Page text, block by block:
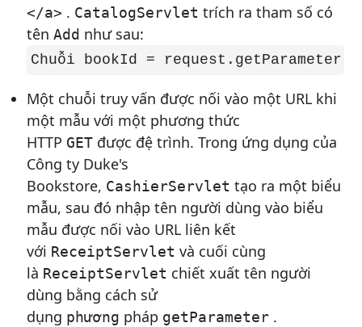
</a> . CatalogServlet trích ra tham số có
tênAdd như sau:
Chuỗi bookId = request.getParameter
Một chuỗi truy vấn được nối vào một URL khi
một mẫu với một phương thức
HTTP GET được đệ trình. Trong ứng dụng của
Công ty Duke's
Bookstore, CashierServlet tạo ra một biểu
mẫu, sau đó nhập tên người dùng vào biểu
mẫu được nối vào URL liên kết
với ReceiptServlet và cuối cùng
là ReceiptServlet chiết xuất tên người
dùng bằng cách sử
dụng phương pháp getParameter .